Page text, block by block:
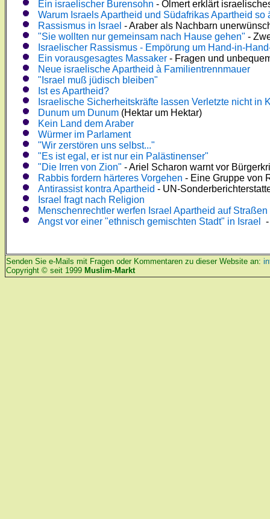
Ein israelischer Burensohn - Olmert erklärt
Warum Israels Apartheid und Südafrikas Apartheid so
Rassismus in Israel - Araber als Nachbarn
"Sie wollten nur gemeinsam nach Hause gehen" -
Israelischer Rassismus - Empörung um Hand-in-
Ein vorausgesagtes Massaker - Fragen und
Neue israelische Apartheid à Familientrennmauer
"Israel muß jüdisch bleiben"
Ist es Apartheid?
Israelische Sicherheitskräfte lassen Verletzte nicht in
Dunum um Dunum (Hektar um Hektar)
Kein Land dem Araber
Würmer im Parlament
"Wir zerstören uns selbst..."
"Es ist egal, er ist nur ein Palästinenser"
"Die Irren von Zion" - Ariel Scharon warnt vor
Rabbis fordern härteres Vorgehen - Eine Gruppe von
Antirassist kontra Apartheid - UN-
Israel fragt nach Religion
Menschenrechtler werfen Israel Apartheid auf Straßen
Angst vor einer "ethnisch gemischten Stadt" in Israel
Senden Sie e-Mails mit Fragen oder Kommentaren zu dieser Website an:
Copyright © seit 1999 Muslim-Markt